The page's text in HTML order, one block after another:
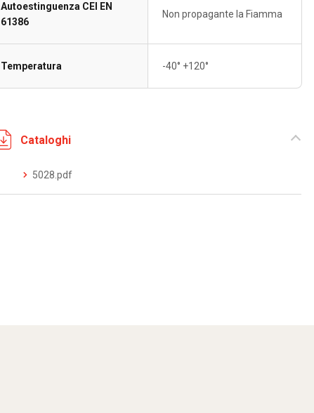
Autoestinguenza CEI EN
61386
Non propagante la Fiamma
Temperatura -40° +120°
Cataloghi
5028.pdf